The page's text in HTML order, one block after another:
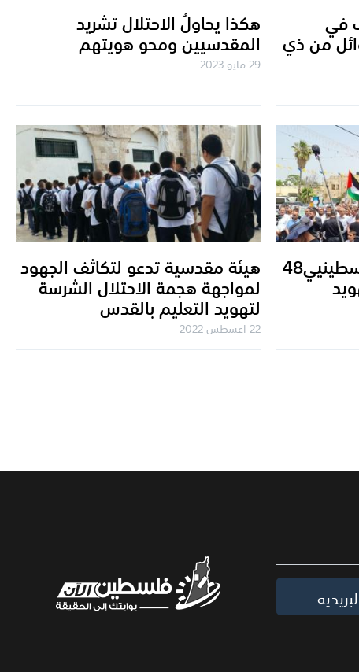
في
من ذي
هكذا يحاولُ الاحتلال تشريد
المقدسيين ومحو هويتهم
29 مايو 2023
تحريض إسرائيلي ضد فلسطينيي48 هيئة مقدسية تدعو لتكاثف الجهود
لمواجهة هجمة الاحتلال الشرسة
لتهويد التعليم بالقدس
22 اغسطس 2022